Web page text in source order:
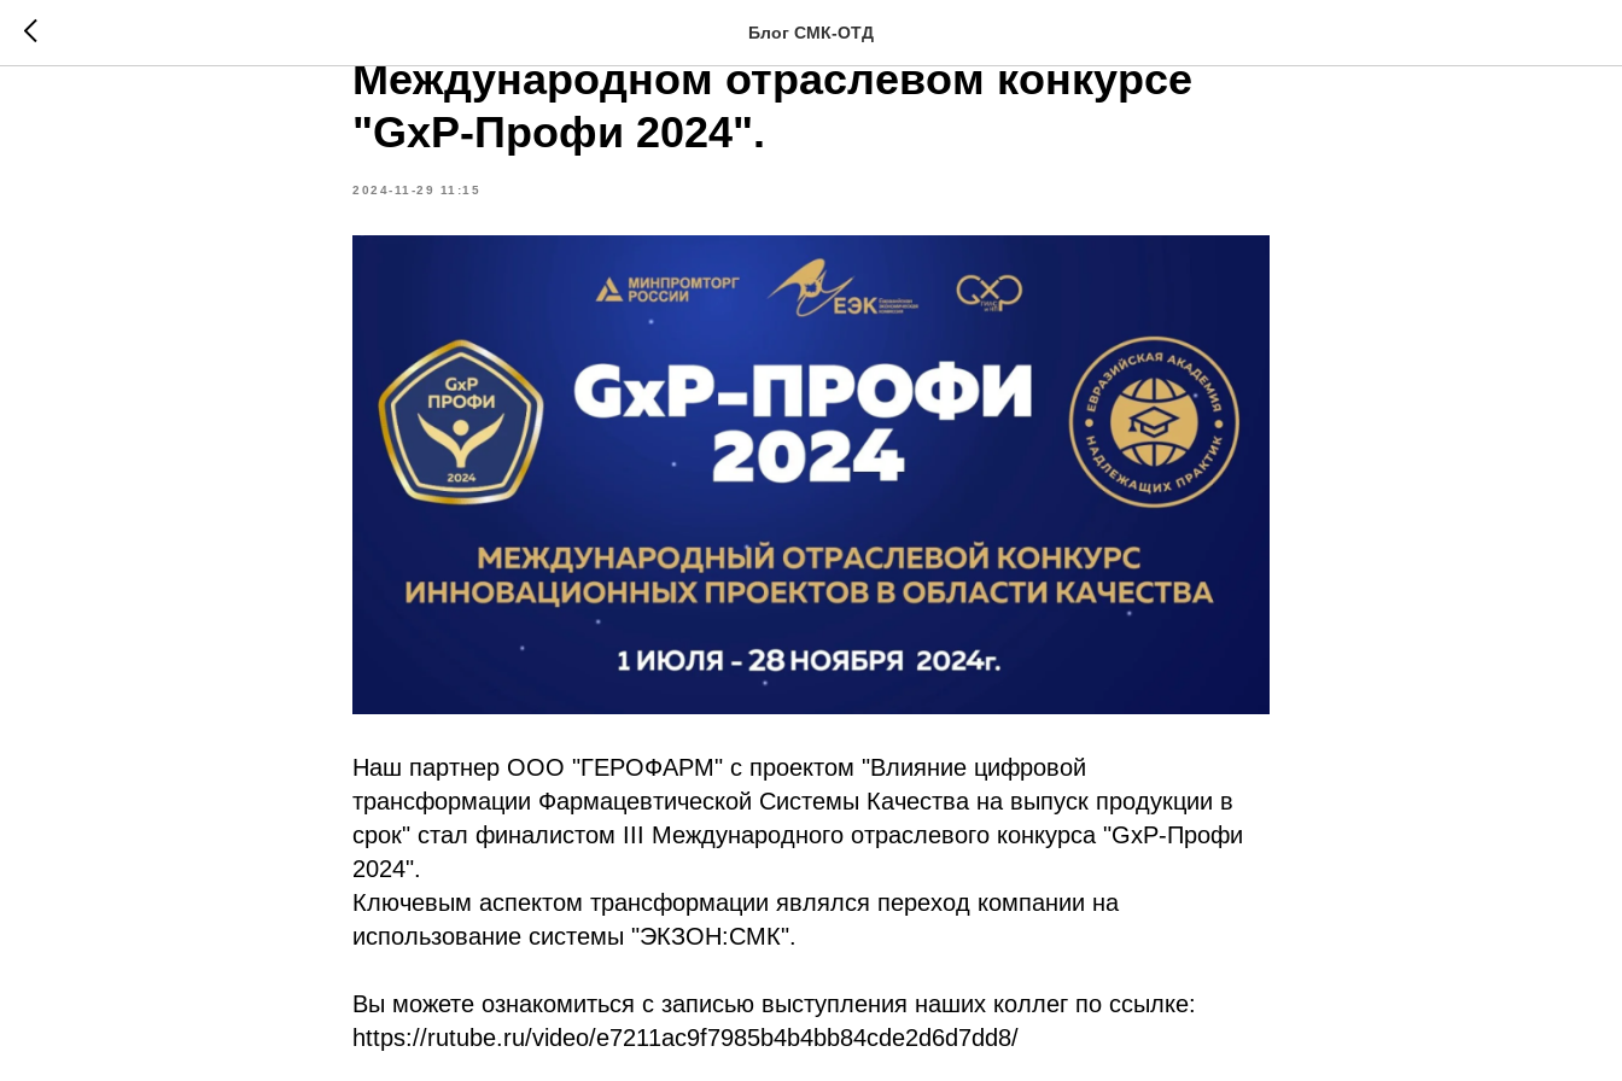
Блог СМК-ОТД
Система "ЭКЗОН: СМК" на III
Международном отраслевом конкурсе
"GxP-Профи 2024".
2024-11-29 11:15
Наш партнер ООО "ГЕРОФАРМ" с проектом "Влияние цифровой
трансформации Фармацевтической Системы Качества на выпуск продукции в
срок" стал финалистом III Международного отраслевого конкурса "GxP-Профи
2024".
Ключевым аспектом трансформации являлся переход компании на
использование системы "ЭКЗОН:СМК".
Вы можете ознакомиться с записью выступления наших коллег по ссылке:
https://rutube.ru/video/e7211ac9f7985b4b4bb84cde2d6d7dd8/